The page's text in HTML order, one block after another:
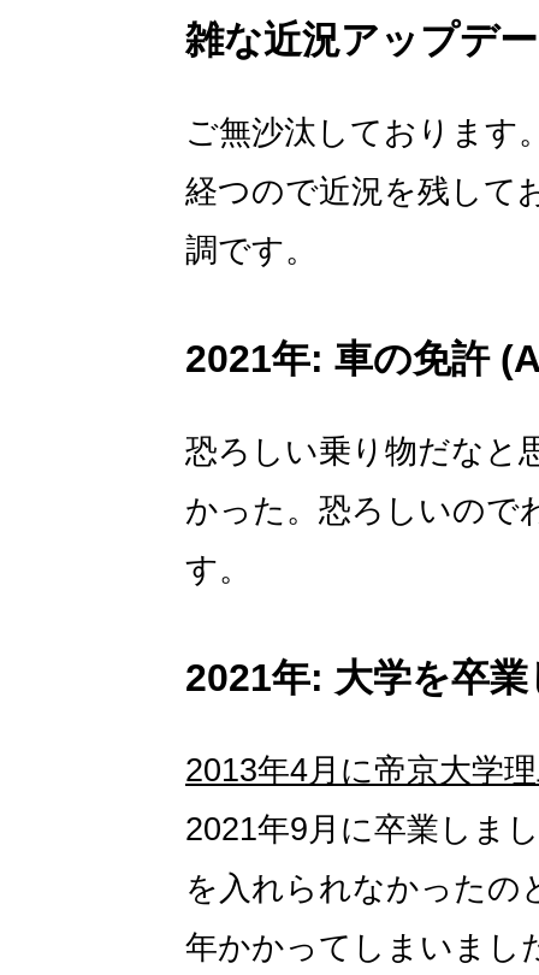
雑な近況アップデ
ご無沙汰しております
経つので近況を残して
調です。
2021年: 車の免許
恐ろしい乗り物だなと
かった。恐ろしいので
す。
2021年: 大学を卒業
2013年4月に帝京大学
2021年9月に卒業しま
を入れられなかったの
年かかってしまいまし